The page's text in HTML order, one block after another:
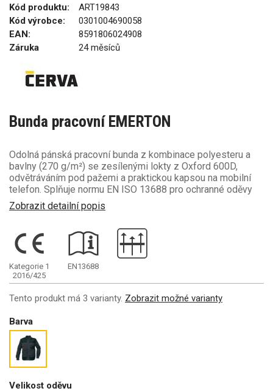
Kód produktu:
ART19843
Kód výrobce:
0301004690058
EAN:
8591806024908
Záruka
24 měsíců
Bunda pracovní EMERTON
Odolná pánská pracovní bunda z kombinace polyesteru a
bavlny (270 g/m²) se zesílenými lokty z Oxford 600D,
odvětráváním pod pažemi a praktickou kapsou na mobilní
telefon. Splňuje normu EN ISO 13688 pro ochranné oděvy
Zobrazit detailní popis
Kategorie 1
2016/425
EN13688
Tento produkt má 3 varianty. Zobrazit možné varianty
Barva
Velikost oděvu